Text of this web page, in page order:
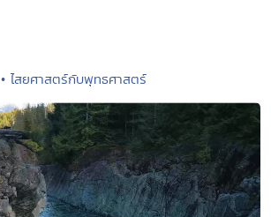
• ไสยศาสตร์กับพุทธศาสตร์